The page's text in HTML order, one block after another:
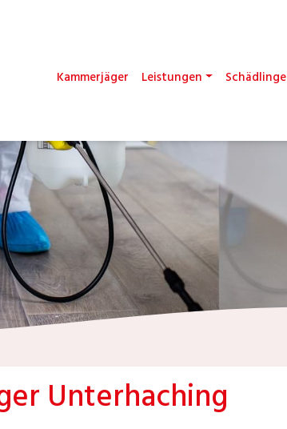
Kammerjäger Leistungen Schädlinge
Unterhaching